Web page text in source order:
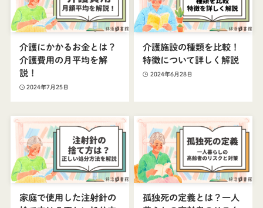
介護にかかるお金とは？
介護費用の月平均を解
説！
2024年7月25日
介護施設の種類を比較！
特徴について詳しく解説
2024年6月28日
家庭で使用した注射針の
孤独死の定義とは？一人